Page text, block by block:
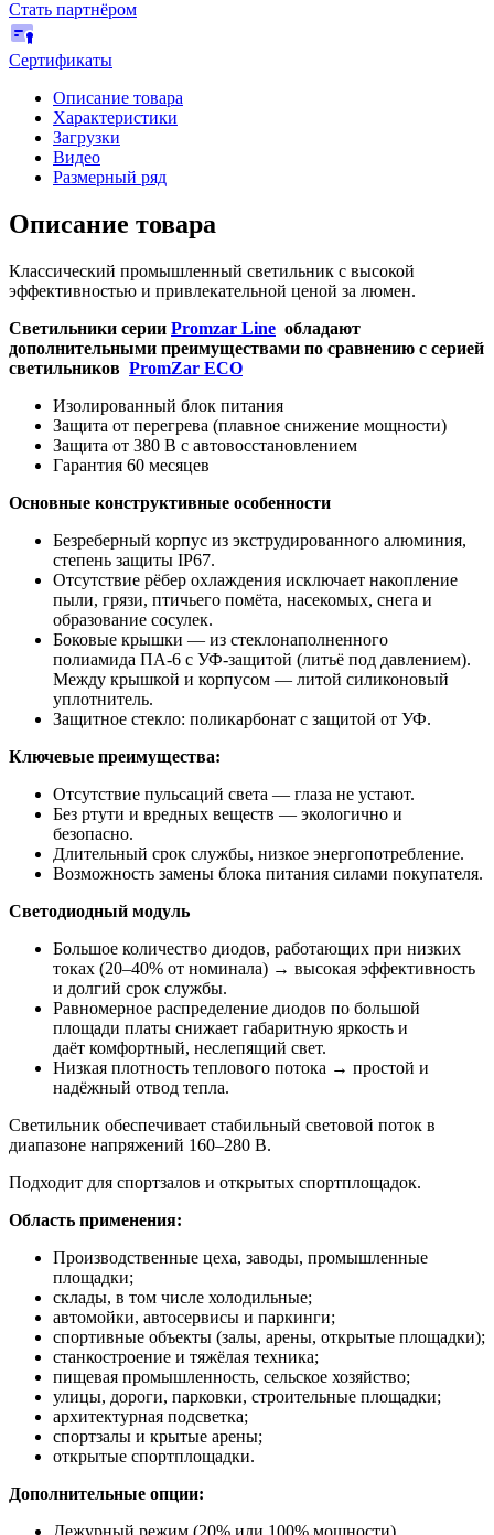
Стать партнёром
Сертификаты
Описание товара
Характеристики
Загрузки
Видео
Размерный ряд
Описание товара
Классический промышленный светильник с высокой
эффективностью и привлекательной ценой за люмен.
Светильники серии Promzar Line обладают
дополнительными преимуществами по сравнению с серией
светильников PromZar ECO
Изолированный блок питания
Защита от перегрева (плавное снижение мощности)
Защита от 380 В с автовосстановлением
Гарантия 60 месяцев
Основные конструктивные особенности
Безреберный корпус из экструдированного алюминия,
степень защиты IP67.
Отсутствие рёбер охлаждения исключает накопление
пыли, грязи, птичьего помёта, насекомых, снега и
образование сосулек.
Боковые крышки — из стеклонаполненного
полиамида ПА-6 с УФ-защитой (литьё под давлением).
Между крышкой и корпусом — литой силиконовый
уплотнитель.
Защитное стекло: поликарбонат с защитой от УФ.
Ключевые преимущества:
Отсутствие пульсаций света — глаза не устают.
Без ртути и вредных веществ — экологично и
безопасно.
Длительный срок службы, низкое энергопотребление.
Возможность замены блока питания силами покупателя.
Светодиодный модуль
Большое количество диодов, работающих при низких
токах (20–40% от номинала) → высокая эффективность
и долгий срок службы.
Равномерное распределение диодов по большой
площади платы снижает габаритную яркость и
даёт комфортный, неслепящий свет.
Низкая плотность теплового потока → простой и
надёжный отвод тепла.
Светильник обеспечивает стабильный световой поток в
диапазоне напряжений 160–280 В.
Подходит для спортзалов и открытых спортплощадок.
Область применения:
Производственные цеха, заводы, промышленные
площадки;
склады, в том числе холодильные;
автомойки, автосервисы и паркинги;
спортивные объекты (залы, арены, открытые площадки);
станкостроение и тяжёлая техника;
пищевая промышленность, сельское хозяйство;
улицы, дороги, парковки, строительные площадки;
архитектурная подсветка;
спортзалы и крытые арены;
открытые спортплощадки.
Дополнительные опции:
Дежурный режим (20% или 100% мощности).